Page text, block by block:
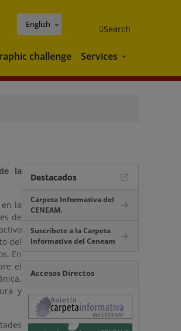
English Search
challenge Services Services
la
la
de
del
En
el
y
Destacados
Carpeta Informativa del
CENEAM.
Suscríbete a la Carpeta
Informativa del Ceneam
Accesos Directos